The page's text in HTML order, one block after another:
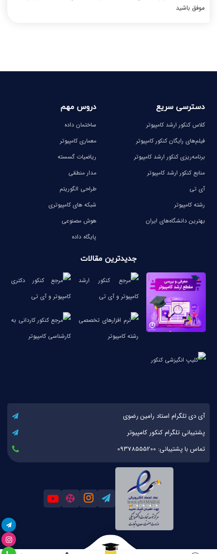
موفق باشید
دسترسی سریع
کلاس کنکور ارشد کامپیوتر
فیلم‌های رایگان کنکور کامپیوتر
برنامه‌ریزی کنکور ارشد کامپیوتر
منابع کنکور ارشد کامپیوتر
آی تی
رشته کامپیوتر
بهترین دانشگاه‌های ایران
دروس مهم
ساختمان داده
معماری کامپیوتر
ریاضیات گسسته
مدار منطقی
طراحی الگوریتم
شبکه های کامپیوتری
هوش مصنوعی
پایگاه داده
جدیدترین مقالات
آی دی تلگرام استاد رامین رضوی
پشتیبانی تلگرام کنکور کامپیوتر
تماس با پشتیبانی: 09378555200